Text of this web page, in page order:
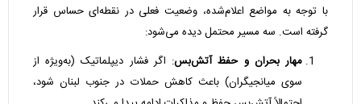
با توجه به مواضع اعلام‌شده، وضعیت فعلی در نقطه‌ای حساس قرار
گرفته است. سه مسیر محتمل دیده می‌شود:
مهار بحران و حفظ آتش‌بس: اگر فشار دیپلماتیک (به‌ویژه از
سوی میانجیگران) باعث کاهش حملات در جنوب لبنان شود،